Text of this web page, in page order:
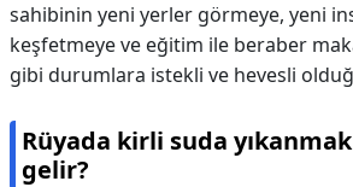
sahibinin yeni yerler görmeye, yeni
keşfetmeye ve eğitim ile beraber
gibi durumlara istekli ve hevesli
Rüyada kirli suda
gelir?